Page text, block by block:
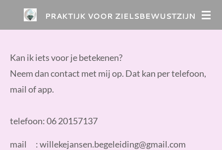
PRAKTIJK VOOR ZIELSBEWUSTZIJN
Kan ik iets voor je betekenen?
Neem dan contact met mij op. Dat kan per telefoon,
mail of app.
telefoon: 06 20157137
mail : willekejansen.begeleiding@gmail.com